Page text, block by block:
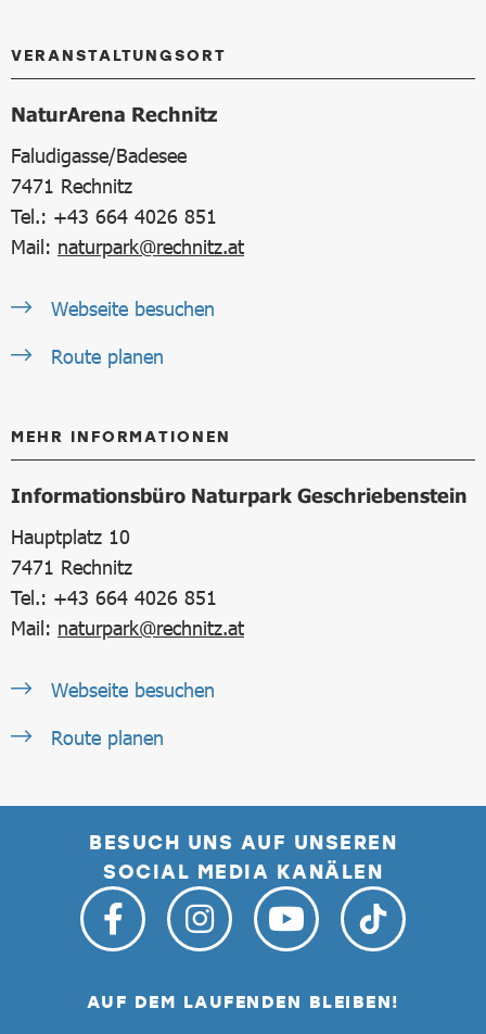
VERANSTALTUNGSORT
NaturArena Rechnitz
Faludigasse/Badesee
7471 Rechnitz
Tel.: +43 664 4026 851
Mail: naturpark@rechnitz.at
Webseite besuchen
Route planen
MEHR INFORMATIONEN
Informationsbüro Naturpark Geschriebenstein
Hauptplatz 10
7471 Rechnitz
Tel.: +43 664 4026 851
Mail: naturpark@rechnitz.at
Webseite besuchen
Route planen
BESUCH UNS AUF UNSEREN
SOCIAL MEDIA KANÄLEN
AUF DEM LAUFENDEN BLEIBEN!